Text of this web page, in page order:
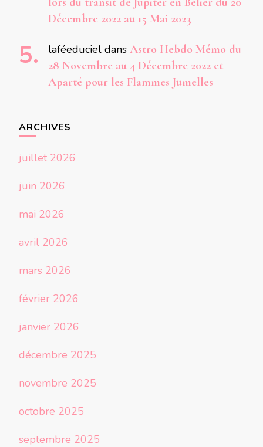
Décembre 2022 au 15 Mai 2023
laféeduciel dans Astro Hebdo Mémo du
28 Novembre au 4 Décembre 2022 et
Aparté pour les Flammes Jumelles
ARCHIVES
juillet 2026
juin 2026
mai 2026
avril 2026
mars 2026
février 2026
janvier 2026
décembre 2025
novembre 2025
octobre 2025
septembre 2025